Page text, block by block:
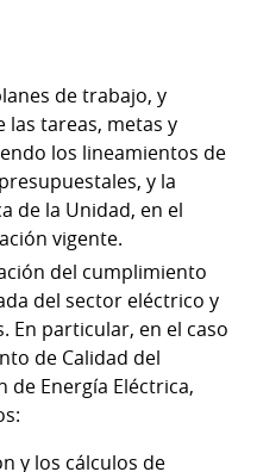
de trabajo, y
las tareas, metas y
los lineamientos de
y la
de la Unidad, en el
vigente.
del cumplimiento
del sector eléctrico y
En particular, en el caso
de Calidad del
de Energía Eléctrica,
y los cálculos de